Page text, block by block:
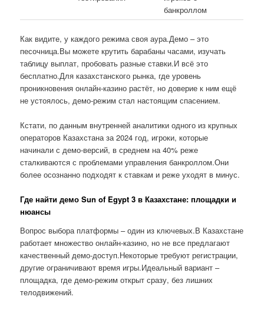
банкроллом
Как видите, у каждого режима своя аура.Демо – это
песочница.Вы можете крутить барабаны часами, изучать
таблицу выплат, пробовать разные ставки.И всё это
бесплатно.Для казахстанского рынка, где уровень
проникновения онлайн-казино растёт, но доверие к ним ещё
не устоялось, демо-режим стал настоящим спасением.
Кстати, по данным внутренней аналитики одного из крупных
операторов Казахстана за 2024 год, игроки, которые
начинали с демо-версий, в среднем на 40% реже
сталкиваются с проблемами управления банкроллом.Они
более осознанно подходят к ставкам и реже уходят в минус.
Где найти демо Sun of Egypt 3 в Казахстане: площадки и
нюансы
Вопрос выбора платформы – один из ключевых.В Казахстане
работает множество онлайн-казино, но не все предлагают
качественный демо-доступ.Некоторые требуют регистрации,
другие ограничивают время игры.Идеальный вариант –
площадка, где демо-режим открыт сразу, без лишних
телодвижений.